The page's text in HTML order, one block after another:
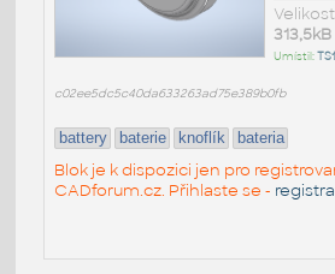
Velikost
313,5kB
Umístil:
c02ee5dc5c40da633263ad75e389b0fb
battery baterie knoflík bateria
Blok je k dispozici jen pro
CADforum.cz. Přihlaste se -